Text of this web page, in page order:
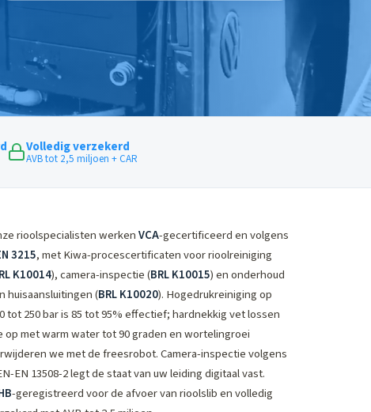
Volledig verzekerd
AVB tot 2,5 miljoen + CAR
rioolspecialisten werkenVCA-gecertificeerd en volgens
3215, met Kiwa-procescertificaten voor rioolreiniging
K10014), camera-inspectie (BRL K10015) en onderhoud
huisaansluitingen (BRL K10020). Hogedrukreiniging op
tot 250 bar is 85 tot 95% effectief; hardnekkig vet lossen
op met warm water tot 90 graden en wortelingroei
we met de freesrobot. Camera-inspectie volgens
EN 13508-2 legt de staat van uw leiding digitaal vast.
-geregistreerd voor de afvoer van rioolslib en volledig